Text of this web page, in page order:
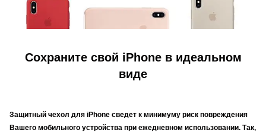
Сохраните свой iPhone в идеальном
виде
Защитный чехол для iPhone сведет к минимуму риск повреждения
Вашего мобильного устройства при ежедневном использовании. Так,